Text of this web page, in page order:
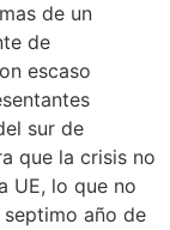
de un
de
escaso
sur de
que la crisis no
UE, lo que no
año de